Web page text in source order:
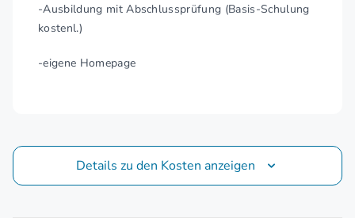
-Ausbildung mit Abschlussprüfung (Basis-Schulung
kostenl.)
-eigene Homepage
Details zu den Kosten anzeigen